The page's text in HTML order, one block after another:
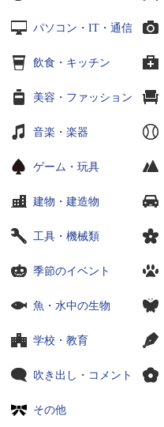
パソコン・IT・通信
飲食・キッチン
美容・ファッション
音楽・楽器
ゲーム・玩具
建物・建造物
工具・機械類
季節のイベント
魚・水中の生物
学校・教育
吹き出し・コメント
その他